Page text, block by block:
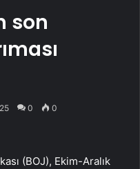
son
0 0
(BOJ), Ekim-Aralık